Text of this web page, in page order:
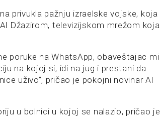
privukla pažnju izraelske vojske, koja
Džazirom, televizijskom mrežom koja
poruke na WhatsApp, obaveštajac mi
na kojoj si, idi na jug i prestani da
uživo“, pričao je pokojni novinar Al
u bolnici u kojoj se nalazio, pričao je